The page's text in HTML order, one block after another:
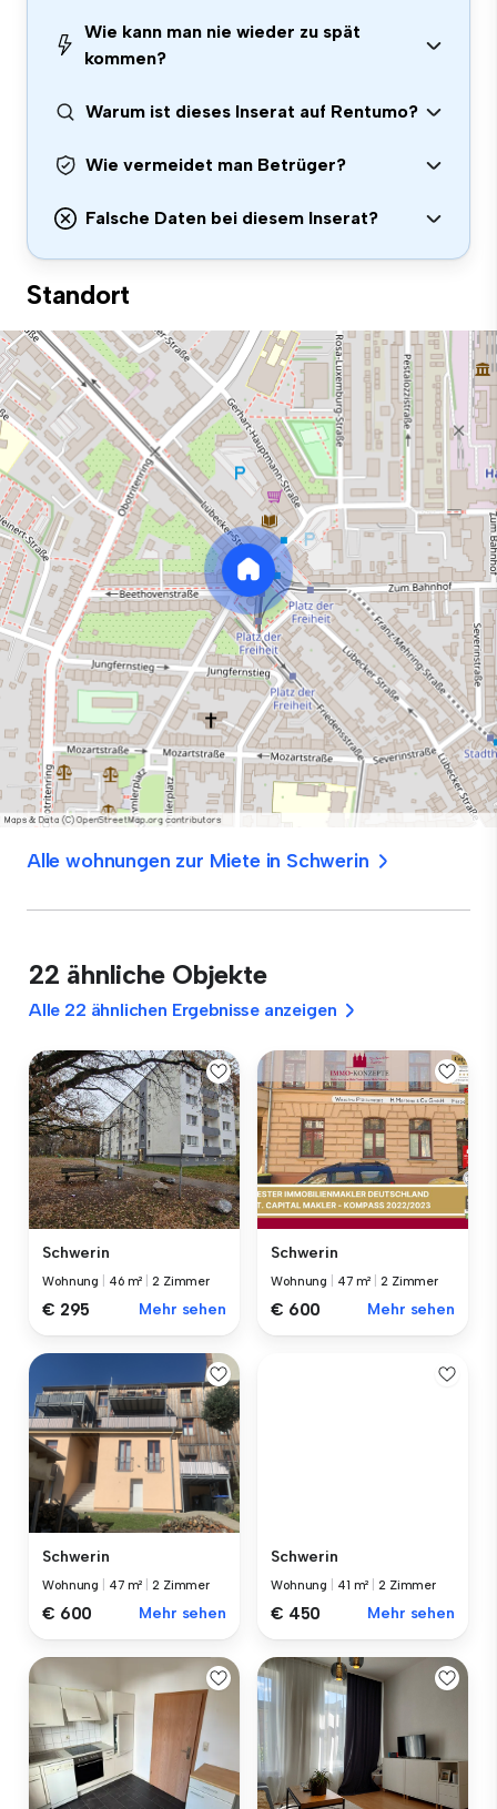
Wie kann man nie wieder zu spät
kommen?
Warum ist dieses Inserat auf Rentumo?
Wie vermeidet man Betrüger?
Falsche Daten bei diesem Inserat?
Standort
Alle wohnungen zur Miete in Schwerin
22 ähnliche Objekte
Alle 22 ähnlichen Ergebnisse anzeigen
Schwerin
Wohnung 46 m² |2 Zimmer
€ 295 Mehr sehen
Schwerin
Wohnung 47 m² |2 Zimmer
€ 600 Mehr sehen
Schwerin
Wohnung 47 m² |2 Zimmer
€ 600 Mehr sehen
Schwerin
Wohnung 41 m² |2 Zimmer
€ 450 Mehr sehen